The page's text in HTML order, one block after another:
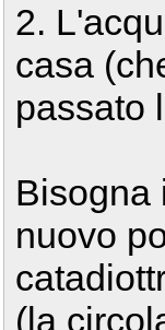
2.
casa
passato
Bisogna
nuovo
(la